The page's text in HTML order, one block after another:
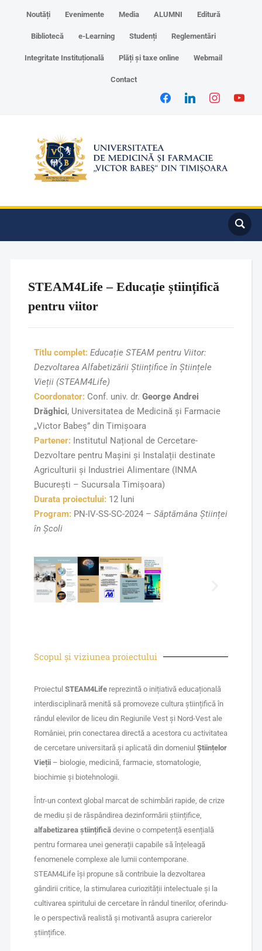
Noutăți Evenimente Media ALUMNI Editură
Bibliotecă e-Learning Studenți Reglementări
Integritate Instituțională Plăți și taxe online Webmail
Contact
STEAM4Life – Educație științifică
pentru viitor
Titlu complet: Educație STEAM pentru Viitor:
Dezvoltarea Alfabetizării Științifice în Științele
Vieții (STEAM4Life)
Coordonator:Conf. univ. dr. George Andrei
Drăghici, Universitatea de Medicină și Farmacie
„Victor Babeș” din Timișoara
Partener:Institutul Național de Cercetare-
Dezvoltare pentru Mașini și Instalații destinate
Agriculturii și Industriei Alimentare (INMA
București – Sucursala Timișoara)
Durata proiectului:12 luni
Program:PN-IV-SS-SC-2024 – Săptămâna Științei
în Școli
Scopul și viziunea proiectului
Proiectul STEAM4Lifereprezintă o inițiativă educațională
interdisciplinară menită să promoveze cultura științifică în
rândul elevilor de liceu din Regiunile Vest și Nord-Vest ale
României, prin conectarea directă a acestora cu activitatea
de cercetare universitară și aplicată din domeniul Științelor
Vieții– biologie, medicină, farmacie, stomatologie,
biochimie și biotehnologii.
Într-un context global marcat de schimbări rapide, de crize
de mediu și de răspândirea dezinformării științifice,
alfabetizarea științificădevine o competență esențială
pentru formarea unei generații capabile să înțeleagă
fenomenele complexe ale lumii contemporane.
STEAM4Life își propune să contribuie la dezvoltarea
gândirii critice, la stimularea curiozității intelectuale și la
cultivarea spiritului de cercetare în rândul tinerilor, oferindu-
le o perspectivă realistă și motivantă asupra carierelor
științifice.